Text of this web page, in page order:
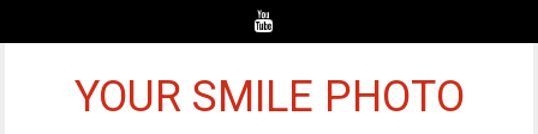
YOUR SMILE PHOTO